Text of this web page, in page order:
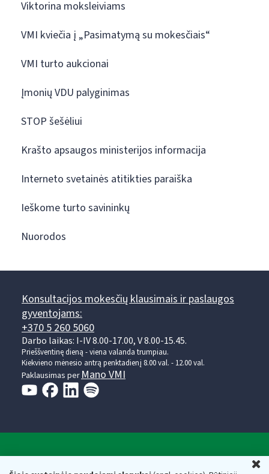
Viktorina moksleiviams
VMI kviečia į „Pasimatymą su mokesčiais“
VMI turto aukcionai
Įmonių VDU palyginimas
STOP šešėliui
Krašto apsaugos ministerijos informacija
Interneto svetainės atitikties paraiška
Ieškome turto savininkų
Nuorodos
Konsultacijos mokesčių klausimais ir paslaugos
gyventojams:
+370 5 260 5060
Darbo laikas: I-IV 8.00-17.00, V 8.00-15.45.
Prieššventinę dieną - viena valanda trumpiau.
Kiekvieno mėnesio antrą penktadienį 8.00 val. - 12.00 val.
Paklausimas perMano VMI
Valstybinė mokesčių inspekcija prie Lietuvos